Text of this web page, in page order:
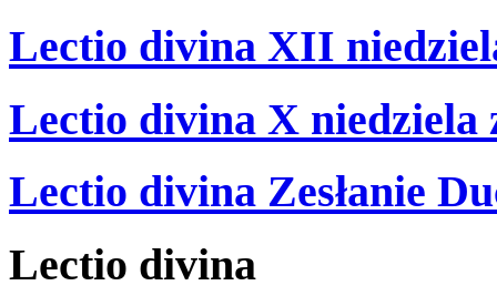
Lectio divina XII
Lectio divina X niedziela
Lectio divina Zesłanie
Lectio divina